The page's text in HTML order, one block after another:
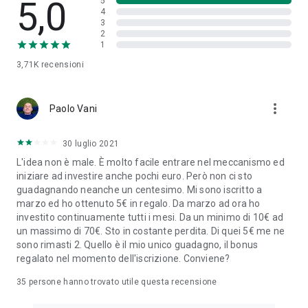
di ingresso o uscita, nessun costo legato all’account, 1 euro
per il rimborso o lo spostamento di somme tra obiettivi.
Gimme5 agisce da sostituto d’imposta.
• Un servizio semplice e intuitivo. Puoi contare su un team di
finanza e ti accompagnano lungo un percorso di crescita.
5,0
3,71K recensioni
4
3
2
1
Paolo Vani more_vert
30 luglio 2021
L'idea non è male. È molto facile entrare nel meccanismo ed
iniziare ad investire anche pochi euro. Però non ci sto
guadagnando neanche un centesimo. Mi sono iscritto a
marzo ed ho ottenuto 5€ in regalo. Da marzo ad ora ho
investito continuamente tutti i mesi. Da un minimo di 10€ ad
un massimo di 70€. Sto in costante perdita. Di quei 5€ me ne
sono rimasti 2. Quello è il mio unico guadagno, il bonus
regalato nel momento dell'iscrizione. Conviene?
35 persone hanno trovato utile questa recensione